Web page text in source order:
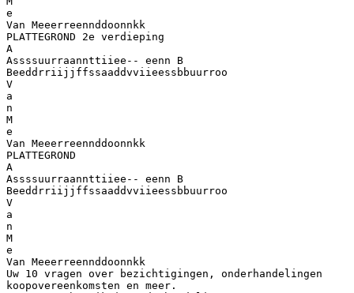
e
Van Meeerreennddoonnkk
PLATTEGROND 2e verdieping
A
Assssuurraannttiiee-- eenn B
Beeddrriijjffssaaddvviieessbbuurroo
V
a
n
M
e
Van Meeerreennddoonnkk
PLATTEGROND
A
Assssuurraannttiiee-- eenn B
Beeddrriijjffssaaddvviieessbbuurroo
V
a
n
M
e
Van Meeerreennddoonnkk
Uw 10 vragen over bezichtigingen, onderhandelingen
koopovereenkomsten en meer.